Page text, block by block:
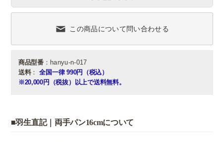
この商品について問い合わせる
商品型番：hanyu-n-017
送料： 全国一律 990円（税込）
※20,000円（税抜）以上で送料無料。
■羽生直記｜両手パン16cmについて